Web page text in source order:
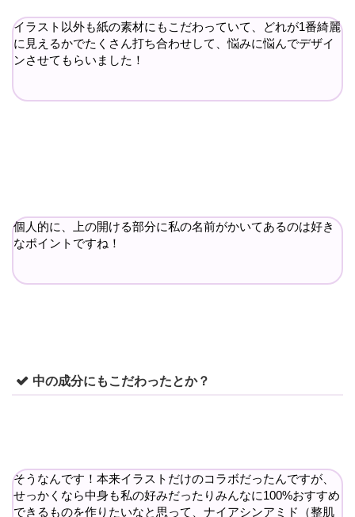
イラスト以外も紙の素材にもこだわっていて、どれが1番綺麗
に見えるかでたくさん打ち合わせして、悩みに悩んでデザイ
ンさせてもらいました！
個人的に、上の開ける部分に私の名前がかいてあるのは好き
なポイントですね！
中の成分にもこだわったとか？
そうなんです！本来イラストだけのコラボだったんですが、
せっかくなら中身も私の好みだったりみんなに100%おすすめ
できるものを作りたいなと思って、ナイアシンアミド（整肌